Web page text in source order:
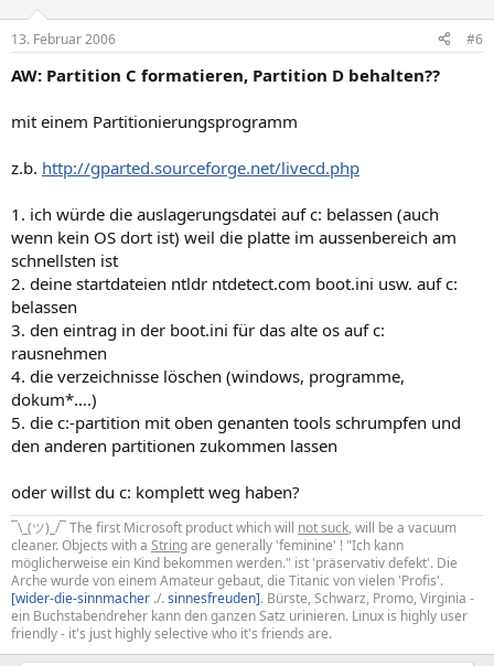
13. Februar 2006 #6
AW: Partition C formatieren, Partition D behalten??
mit einem Partitionierungsprogramm
z.b. http://gparted.sourceforge.net/livecd.php
1. ich würde die auslagerungsdatei auf c: belassen (auch
wenn kein OS dort ist) weil die platte im aussenbereich am
schnellsten ist
2. deine startdateien ntldr ntdetect.com boot.ini usw. auf c:
belassen
3. den eintrag in der boot.ini für das alte os auf c:
rausnehmen
4. die verzeichnisse löschen (windows, programme,
dokum*....)
5. die c:-partition mit oben genanten tools schrumpfen und
den anderen partitionen zukommen lassen
oder willst du c: komplett weg haben?
¯\_(ツ)_/¯ The first Microsoft product which will not suck, will be a vacuum
cleaner. Objects with a Stringare generally 'feminine' ! "Ich kann
möglicherweise ein Kind bekommen werden." ist 'präservativ defekt'. Die
Arche wurde von einem Amateur gebaut, die Titanic von vielen 'Profis'.
[wider-die-sinnmacher ./.sinnesfreuden]. Bürste, Schwarz, Promo, Virginia -
ein Buchstabendreher kann den ganzen Satz urinieren. Linux is highly user
friendly - it's just highly selective who it's friends are.